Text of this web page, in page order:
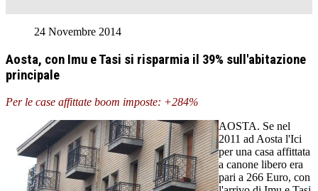
24 Novembre 2014
Aosta, con Imu e Tasi si risparmia il 39% sull'abitazione
principale
Per le case affittate boom imposte: +284%
AOSTA. Se nel
2011 ad Aosta l'Ici
per una casa affittata
a canone libero era
pari a 266 Euro, con